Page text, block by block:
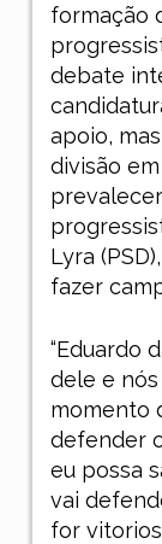
formação
debate
apoio,
divisão
Lyra
fazer
“Eduardo
dele e
momento
defender
eu possa
vai
for